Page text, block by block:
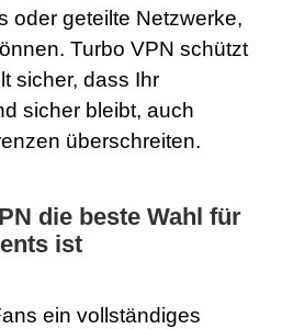
oder geteilte Netzwerke,
Turbo VPN schützt
sicher, dass Ihr
sicher bleibt, auch
überschreiten.
die beste Wahl für
ist
ein vollständiges